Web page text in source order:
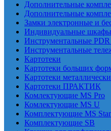
Дополнительные
Дополнительные
Замки электронные и
Индивидуальные шкафы
Инструментальные
Инструментальные
Картотеки
Картотеки больших
Картотеки
Картотеки ПРАКТИК
Комлектующие MS Pro
Комлектующие MS U
Комплектующие MS
Комплектующие SB